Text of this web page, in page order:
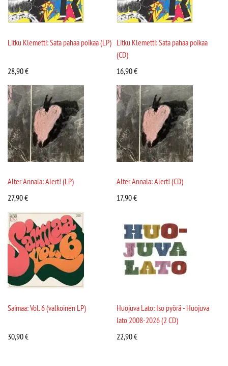
Litku Klemetti: Sata pahaa poikaa (LP)
28,90€
Litku Klemetti: Sata pahaa poikaa
(CD)
16,90€
Alter Annala: Alert! (LP)
27,90€
Alter Annala: Alert! (CD)
17,90€
Saimaa: Vol. 6 (valkoinen LP)
30,90€
Huojuva Lato: Iso pyörä - Huojuva
lato 2008-2026 (2 CD)
22,90€